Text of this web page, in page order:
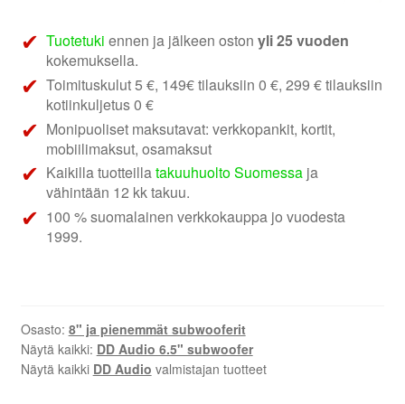
määräTuotetuki ennen ja jälkeen ostonyli 25 vuoden
kokemuksella.
Toimituskulut 5 €, 149€ tilauksiin 0 €, 299 € tilauksiin
kotiinkuljetus 0 €
Monipuoliset maksutavat: verkkopankit, kortit,
mobiilimaksut, osamaksut
Kaikilla tuotteillatakuuhuolto Suomessa ja
vähintään 12 kk takuu.
100 % suomalainen verkkokauppa jo vuodesta
1999.
Osasto: 8" ja pienemmät subwooferit
Näytä kaikki: DD Audio 6.5" subwoofer
Näytä kaikki DD Audio valmistajan tuotteet